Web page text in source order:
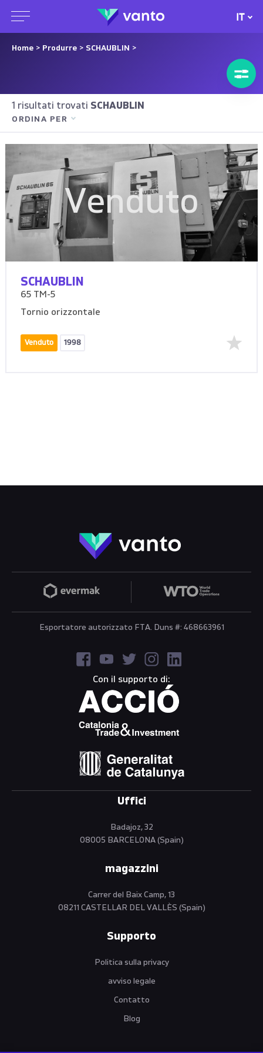
IT
Home > Produrre > SCHAUBLIN >
1 risultati trovati SCHAUBLIN
ORDINA PER
Venduto
SCHAUBLIN
65 TM-5
Tornio orizzontale
Venduto 1998
Esportatore autorizzato FTA. Duns #: 468663961
Con il supporto di:
Uffici
Badajoz, 32
08005 BARCELONA (Spain)
magazzini
Carrer del Baix Camp, 13
08211 CASTELLAR DEL VALLÈS (Spain)
Supporto
Politica sulla privacy
avviso legale
Contatto
Blog